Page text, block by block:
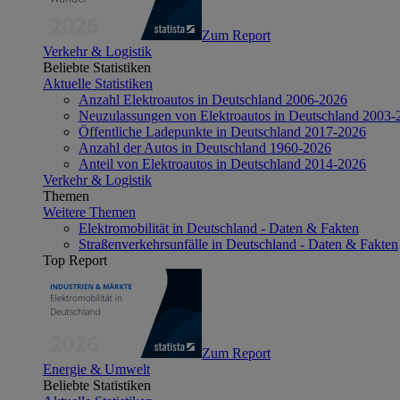
Zum Report
Verkehr & Logistik
Beliebte Statistiken
Aktuelle Statistiken
Anzahl Elektroautos in Deutschland 2006-2026
Neuzulassungen von Elektroautos in Deutschland 2003-
Öffentliche Ladepunkte in Deutschland 2017-2026
Anzahl der Autos in Deutschland 1960-2026
Anteil von Elektroautos in Deutschland 2014-2026
Verkehr & Logistik
Themen
Weitere Themen
Elektromobilität in Deutschland - Daten & Fakten
Straßenverkehrsunfälle in Deutschland - Daten & Fakten
Top Report
Zum Report
Energie & Umwelt
Beliebte Statistiken